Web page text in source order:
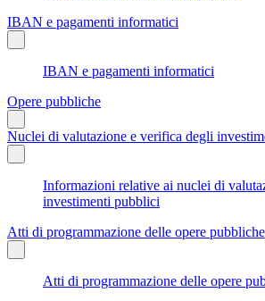
IBAN e pagamenti informatici
IBAN e pagamenti informatici
Opere pubbliche
Nuclei di valutazione e verifica degli
Informazioni relative ai nuclei di
investimenti pubblici
Atti di programmazione delle opere pubbliche
Atti di programmazione delle opere